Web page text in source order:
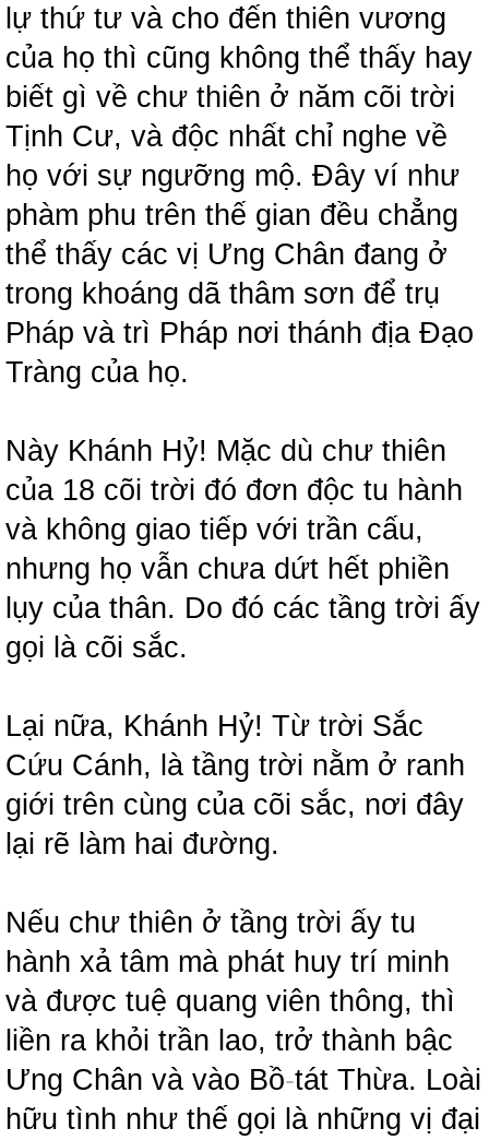
lự thứ tư và cho đến thiên vương
của họ thì cũng không thể thấy hay
biết gì về chư thiên ở năm cõi trời
Tịnh Cư, và độc nhất chỉ nghe về
họ với sự ngưỡng mộ. Đây ví như
phàm phu trên thế gian đều chẳng
thể thấy các vị Ưng Chân đang ở
trong khoáng dã thâm sơn để trụ
Pháp và trì Pháp nơi thánh địa Đạo
Tràng của họ.
Này Khánh Hỷ! Mặc dù chư thiên
của 18 cõi trời đó đơn độc tu hành
và không giao tiếp với trần cấu,
nhưng họ vẫn chưa dứt hết phiền
lụy của thân. Do đó các tầng trời ấy
gọi là cõi sắc.
Lại nữa, Khánh Hỷ! Từ trời Sắc
Cứu Cánh, là tầng trời nằm ở ranh
giới trên cùng của cõi sắc, nơi đây
lại rẽ làm hai đường.
Nếu chư thiên ở tầng trời ấy tu
hành xả tâm mà phát huy trí minh
và được tuệ quang viên thông, thì
liền ra khỏi trần lao, trở thành bậc
Ưng Chân và vào Bồ-tát Thừa. Loài
hữu tình như thế gọi là những vị đại